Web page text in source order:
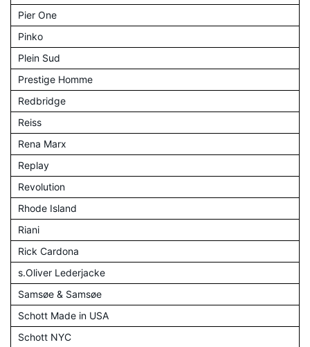
Pier One
Pinko
Plein Sud
Prestige Homme
Redbridge
Reiss
Rena Marx
Replay
Revolution
Rhode Island
Riani
Rick Cardona
s.Oliver Lederjacke
Samsøe & Samsøe
Schott Made in USA
Schott NYC